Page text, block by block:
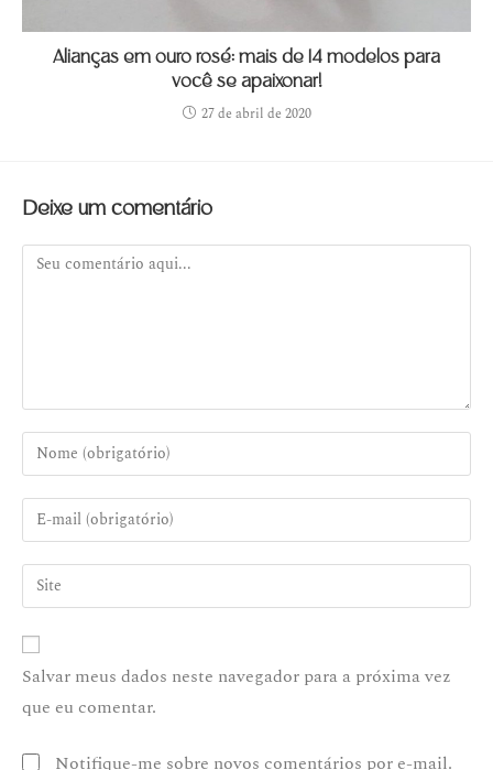
Alianças em ouro rosé: mais de 14 modelos para
você se apaixonar!
27 de abril de 2020
Deixe um comentário
Salvar meus dados neste navegador para a próxima vez
que eu comentar.
Notifique-me sobre novos comentários por e-mail.